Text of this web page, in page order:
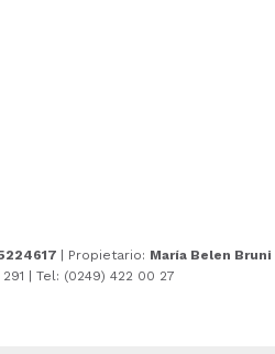
| Propietario: María Belen Bruni
| Tel: (0249) 422 00 27